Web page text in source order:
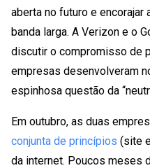
aberta no futuro e encorajar
banda larga. A Verizon e o
discutir o compromisso de
empresas desenvolveram
espinhosa questão da
Em outubro, as duas
conjunta de princípios (site
da internet. Poucos meses